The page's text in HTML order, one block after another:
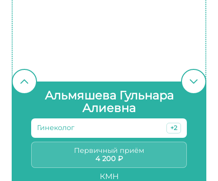
Альмяшева Гульнара
Алиевна
Гинеколог +2
Первичный приём
4 200 ₽
КМН